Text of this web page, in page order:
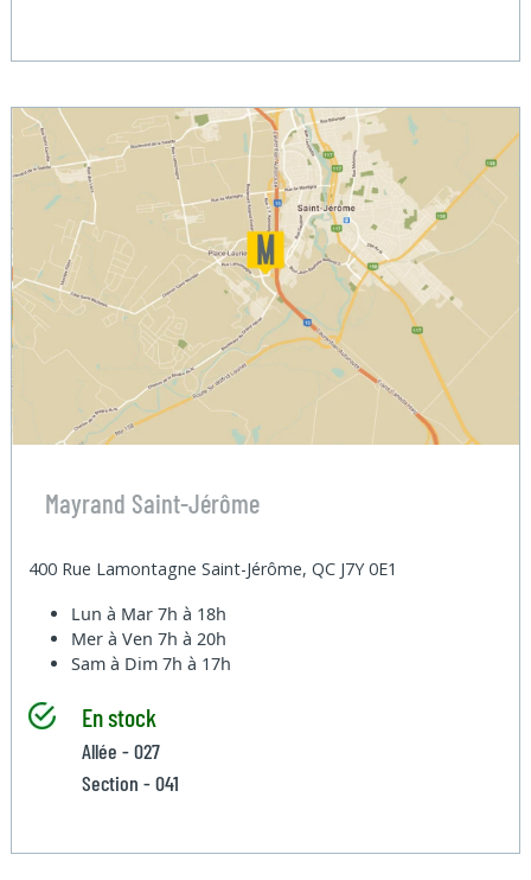
Mayrand Saint-Jérôme
400 Rue Lamontagne Saint-Jérôme, QC J7Y 0E1
Lun à Mar7h à 18h
Mer à Ven7h à 20h
Sam à Dim7h à 17h
En stock
Allée - 027
Section - 041